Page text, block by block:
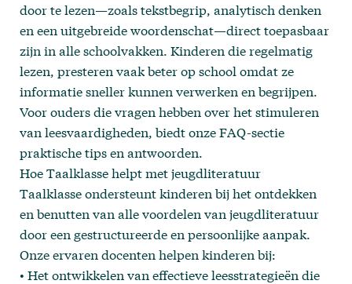
door te lezen—zoals tekstbegrip, analytisch denken
en een uitgebreide woordenschat—direct toepasbaar
zijn in alle schoolvakken. Kinderen die regelmatig
lezen, presteren vaak beter op school omdat ze
informatie sneller kunnen verwerken en begrijpen.
Voor ouders die vragen hebben over het stimuleren
van leesvaardigheden, biedt onzeFAQ-sectie
praktische tips en antwoorden.
Hoe Taalklasse helpt met jeugdliteratuur
Taalklasseondersteunt kinderen bij het ontdekken
en benutten van alle voordelen van jeugdliteratuur
door een gestructureerde en persoonlijke aanpak.
Onze ervaren docenten helpen kinderen bij:
• Het ontwikkelen van effectieve leesstrategieën die